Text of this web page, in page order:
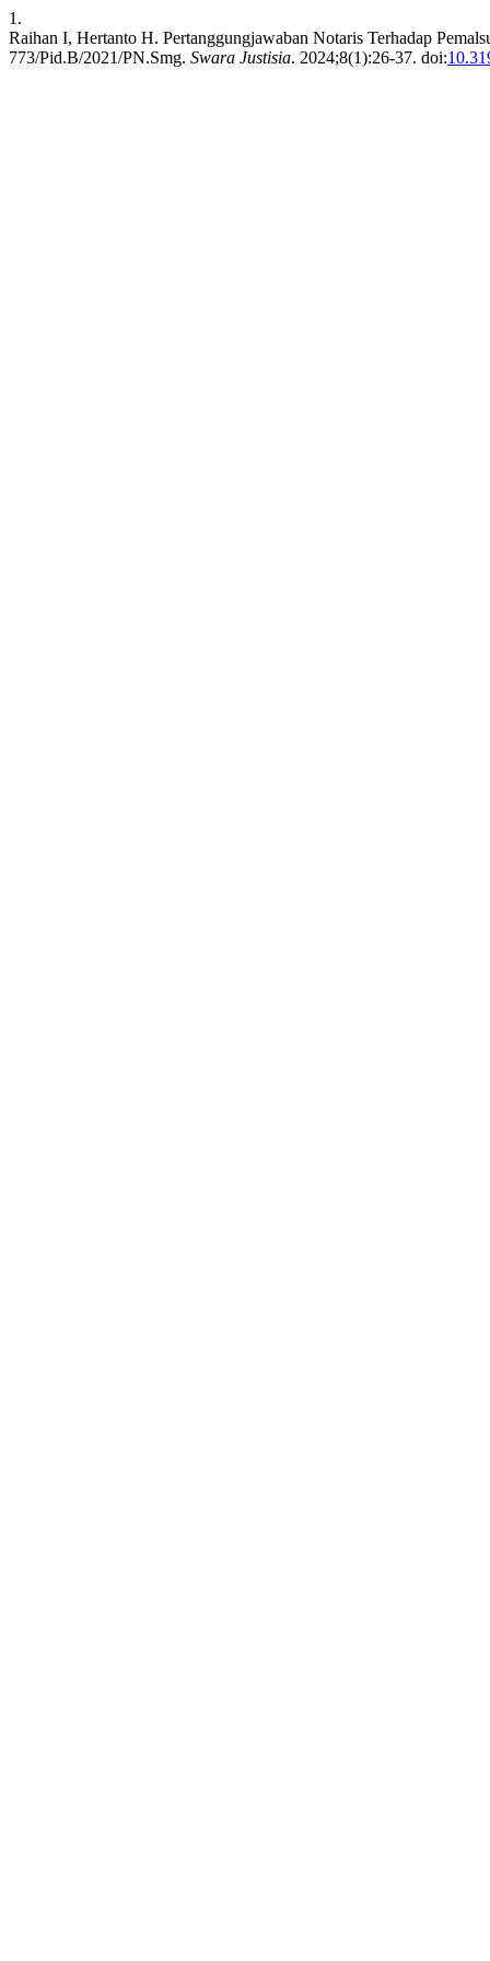
1.
Raihan I, Hertanto H. Pertanggungjawaban Notaris Terhadap
773/Pid.B/2021/PN.Smg. Swara Justisia. 2024;8(1):26-37. doi: